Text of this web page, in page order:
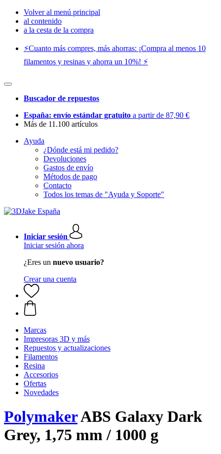
Volver al menú principal
al contenido
a la cesta de la compra
⚡️Cuanto más compres, más ahorras: ¡Compra al menos 10
filamentos y resinas y ahorra un 10%! ⚡️
Buscador de repuestos
España: envío estándar gratuito a partir de 87,90 €
Más de 11.100 artículos
Ayuda
¿Dónde está mi pedido?
Devoluciones
Gastos de envío
Métodos de pago
Contacto
Todos los temas de "Ayuda y Soporte"
Iniciar sesión
Iniciar sesión ahora
¿Eres un nuevo usuario?
Crear una cuenta
Marcas
Impresoras 3D y más
Repuestos y actualizaciones
Filamentos
Resina
Accesorios
Ofertas
Novedades
PolymakerABS Galaxy Dark
Grey, 1,75 mm / 1000 g